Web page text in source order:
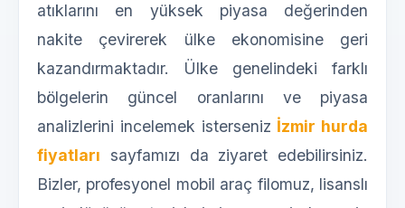
atıklarını en yüksek piyasa değerinden
nakite çevirerek ülke ekonomisine geri
kazandırmaktadır. Ülke genelindeki farklı
bölgelerin güncel oranlarını ve piyasa
analizlerini incelemek isterseniz İzmir hurda
fiyatları sayfamızı da ziyaret edebilirsiniz.
Bizler, profesyonel mobil araç filomuz, lisanslı